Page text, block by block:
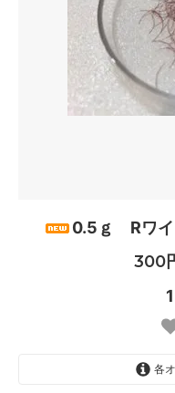
0.5ｇ Rワイ
300
1
各